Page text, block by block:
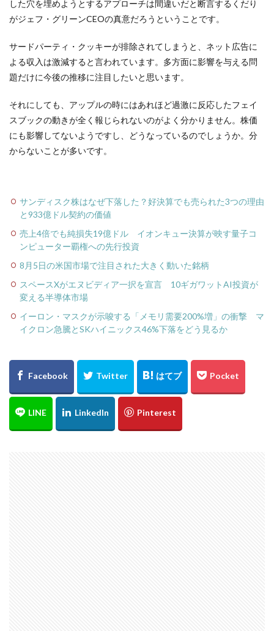
した穴を埋めようとするアプローチは間違いだと断言するくだり
がジェフ・グリーンCEOの真意だろうということです。
サードパーティ・クッキーが排除されてしまうと、ネット広告に
よる収入は激減すると言われています。多方面に影響を与える問
題だけに今後の推移に注目したいと思います。
それにしても、アップルの時にはあれほど過激に反応したフェイ
スブックの動きが全く報じられないのがよく分かりません。株価
にも影響してないようですし、どうなっているのでしょうか。分
からないことが多いです。
サンディスク株はなぜ下落した？好決算でも売られた3つの理由
と933億ドル契約の価値
売上4倍でも純損失19億ドル イオンキュー決算が映す量子コ
ンピューター覇権への先行投資
8月5日の米国市場で注目された大きく動いた銘柄
スペースXがエヌビディア一択を宣言 10ギガワットAI投資が
変える半導体市場
イーロン・マスクが示唆する「メモリ需要200%増」の衝撃 マ
イクロン急騰とSKハイニックス46%下落をどう見るか